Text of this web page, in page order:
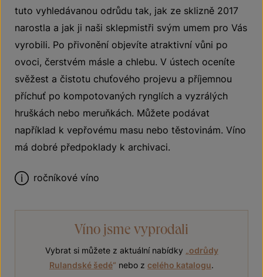
tuto vyhledávanou odrůdu tak, jak ze sklizně 2017
narostla a jak ji naši sklepmistři svým umem pro Vás
vyrobili. Po přivonění objevíte atraktivní vůni po
ovoci, čerstvém másle a chlebu. V ústech oceníte
svěžest a čistotu chuťového projevu a příjemnou
příchuť po kompotovaných rynglích a vyzrálých
hruškách nebo meruňkách. Můžete podávat
například k vepřovému masu nebo těstovinám. Víno
má dobré předpoklady k archivaci.
ročníkové víno
Víno jsme vyprodali
Vybrat si můžete z aktuální nabídky
odrůdy
Rulandské šedé“ nebo z celého katalogu.